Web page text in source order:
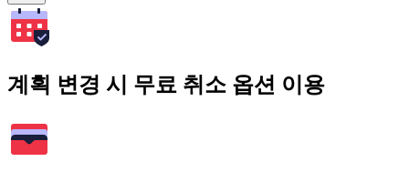
계획 변경 시 무료 취소 옵션 이용